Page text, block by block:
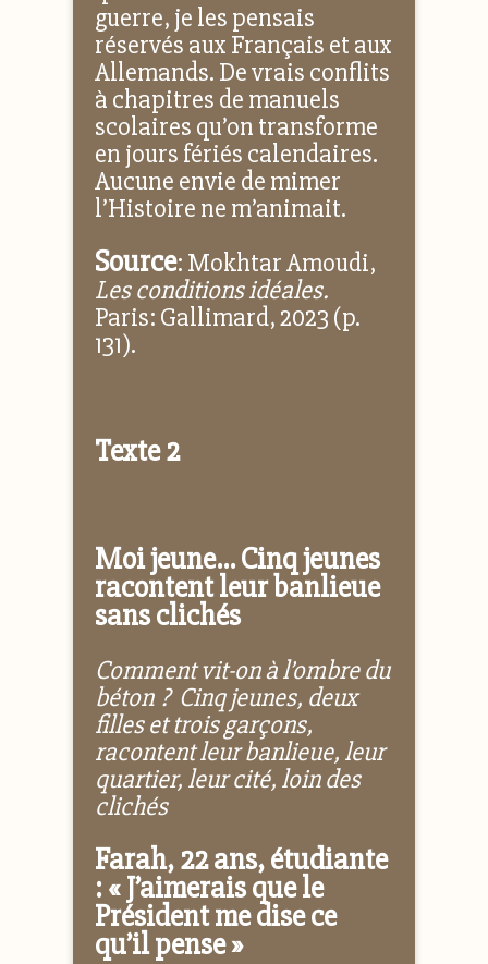
guerre, je les pensais
réservés aux Français et aux
Allemands. De vrais conflits
à chapitres de manuels
scolaires qu’on transforme
en jours fériés calendaires.
Aucune envie de mimer
l’Histoire ne m’animait.
Source: Mokhtar Amoudi,
Les conditions idéales.
Paris: Gallimard, 2023 (p.
131).
Texte 2
Moijeune… Cinq jeunes
racontent leur banlieue
sans clichés
Comment vit-on à l’ombre du
béton ? Cinq jeunes, deux
filles et trois garçons,
racontent leur banlieue, leur
quartier, leur cité, loin des
clichés
Farah, 22 ans, étudiante
: « J’aimerais que le
Président me dise ce
qu’il pense »